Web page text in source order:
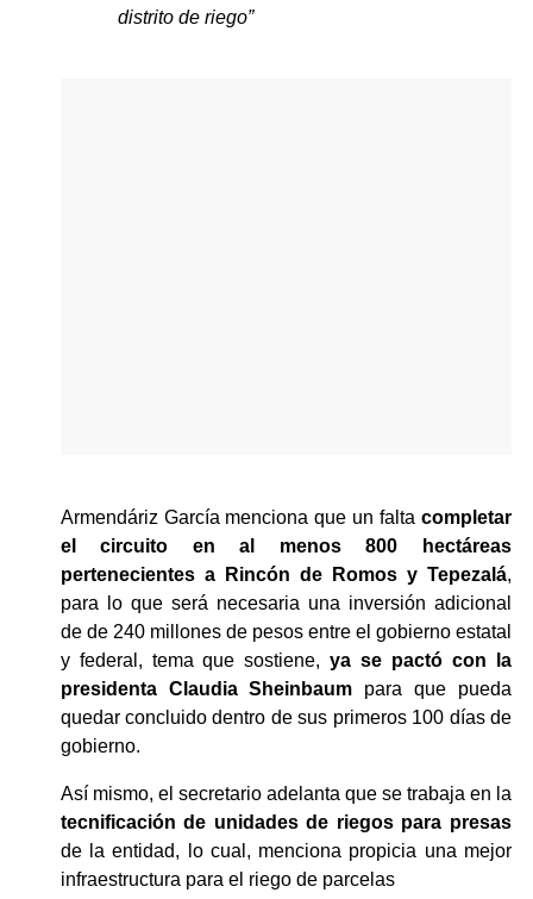
distrito de riego”
Armendáriz García menciona que un falta completar
el circuito en al menos 800 hectáreas
pertenecientes a Rincón de Romos y Tepezalá,
para lo que será necesaria una inversión adicional
de de 240 millones de pesos entre el gobierno estatal
y federal, tema que sostiene, ya se pactó con la
presidenta Claudia Sheinbaum para que pueda
quedar concluido dentro de sus primeros 100 días de
gobierno.
tecnificación de unidades de riegos para presas
de la entidad, lo cual, menciona propicia una mejor
infraestructura para el riego de parcelas